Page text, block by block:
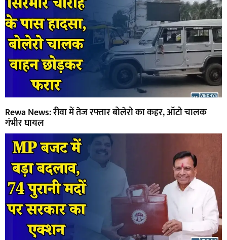
Rewa News: रीवा में तेज रफ्तार बोलेरो का कहर, ऑटो चालक
गंभीर घायल